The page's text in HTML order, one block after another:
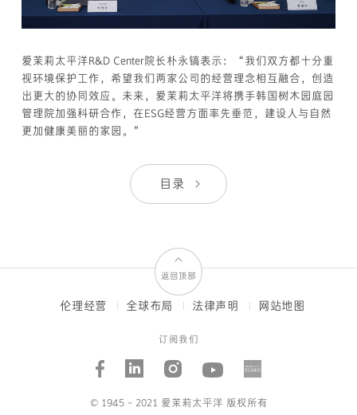
爱茉莉太平洋R&D Center院长朴永镐表示：“我们双方都十分重
视环境保护工作，希望我们两家公司的经营理念相互融合，创造
出更大的协同效应。未来，爱茉莉太平洋将携手韩国树木园庭园
管理院加强科研合作，在ESG经营方面率先垂范，建设人与自然
更加健康美丽的家园。”
目录
返回顶部
FOOTER伦理经营 全球布局 法律声明 网站地图
订阅我们
Facebook
Linked_in
Instagram
Youtube
© 1945 - 2021 爱茉莉太平洋 版权所有